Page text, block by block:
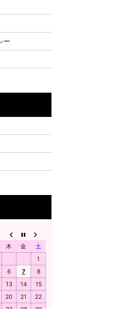
ー
木 金
土
1
6 7
8
13 14
15
20 21
22